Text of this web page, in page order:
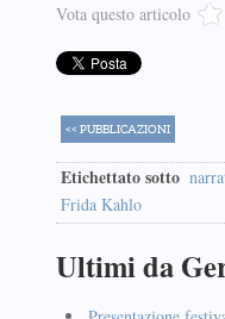
Vota questo articolo
<< PUBBLICAZIONI
Etichettato sotto
Frida Kahlo
Ultimi da